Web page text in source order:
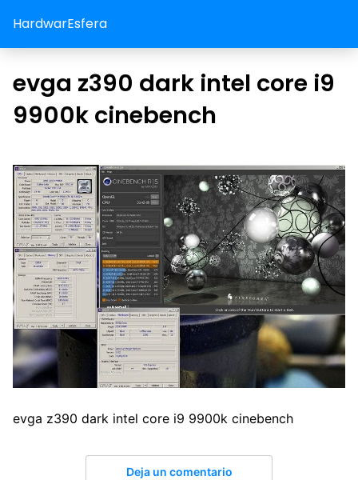
HardwarEsfera
evga z390 dark intel core i9
9900k cinebench
evga z390 dark intel core i9 9900k cinebench
Deja un comentario